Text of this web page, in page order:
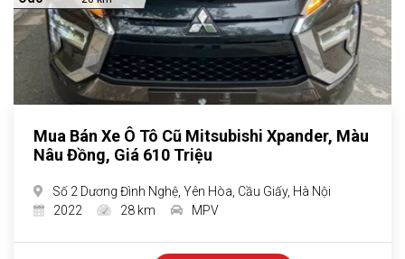
Mua Bán Xe Ô Tô Cũ Mitsubishi Xpander, Màu
Nâu Đồng, Giá 610 Triệu
Số 2 Dương Đình Nghệ, Yên Hòa, Cầu Giấy, Hà Nội
2022
28 km MPV